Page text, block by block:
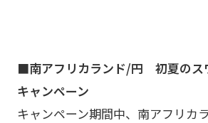
■南アフリカランド/円 初夏のス
キャンペーン
キャンペーン期間中、南アフリカ